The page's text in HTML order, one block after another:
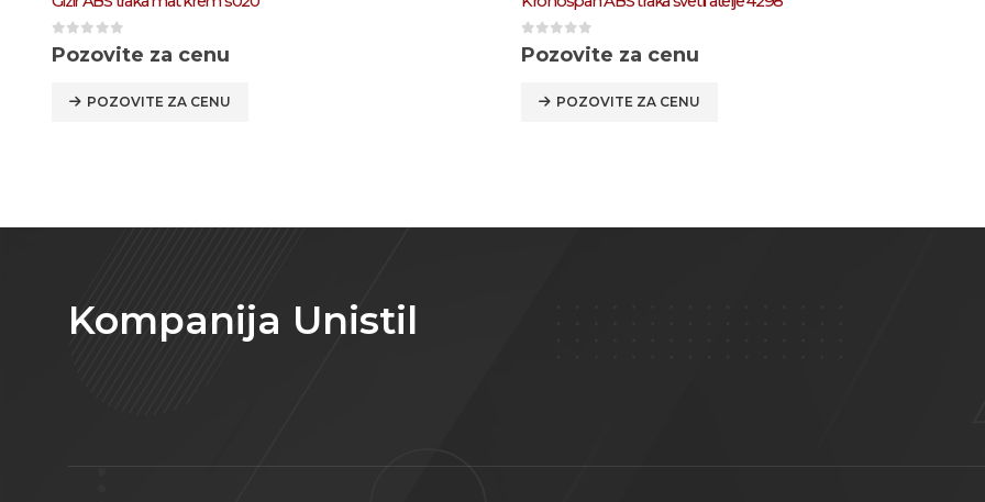
0out of 5
Pozovite za cenu
POZOVITE ZA CENU
0out of 5
Pozovite za cenu
POZOVITE ZA CENU
Kompanija Unistil